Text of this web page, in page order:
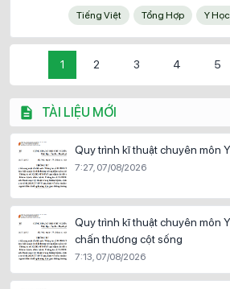
TÀI LIỆU MỚI
Quy trình kĩ thuật chuyên môn
7:27, 07/08/2026
Quy trình kĩ thuật chuyên môn
chấn thương cột sống
7:13, 07/08/2026
Tiếng Việt Tổng Hợp Y
1 2 3 4 5